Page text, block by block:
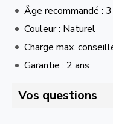
Âge recommandé :
Couleur : Naturel
Charge max.
Garantie : 2 ans
Vos questions